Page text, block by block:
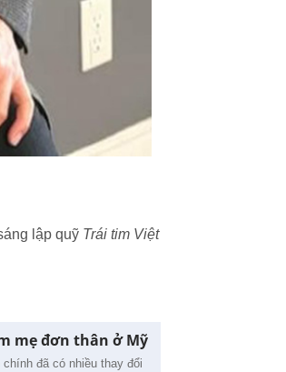
lập quỹ Trái tim Việt
mẹ đơn thân ở Mỹ
đã có nhiều thay đổi